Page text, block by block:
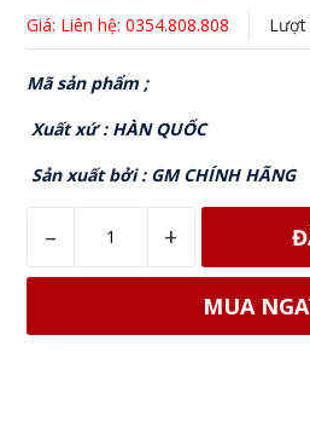
Giá: Liên hệ: 0354.808.808 Lượt
Mã sản phẩm ;
Xuất xứ : HÀN QUỐC
Sản xuất bởi : GM CHÍNH HÃNG
– +
MUA